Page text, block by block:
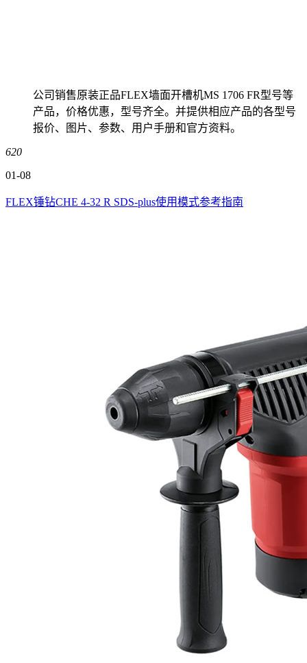
公司销售原装正品FLEX墙面开槽机MS 1706 FR型号等
产品，价格优惠，型号齐全。并提供相应产品的各型号
报价、图片、参数、用户手册和官方资料。
620
01-08
FLEX锤钻CHE 4-32 R SDS-plus使用模式参考指南